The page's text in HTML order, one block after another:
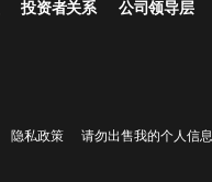
投资者关系 公司领导层
隐私政策 请勿出售我的个人信息